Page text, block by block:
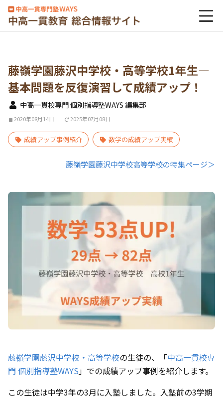
藤嶺学園藤沢中学校・高等学校1年生―
基本問題を反復演習して成績アップ！
中高一貫校専門 個別指導塾WAYS 編集部
2020年08月14日 2025年07月08日
成績アップ事例紹介 数学の成績アップ実績
藤嶺学園藤沢中学校高等学校の特集ページ＞
藤嶺学園藤沢中学校・高等学校の生徒の、「中高一貫校専
門 個別指導塾WAYS」での成績アップ事例を紹介します。
この生徒は中学3年の3月に入塾しました。入塾前の3学期